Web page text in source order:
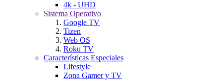
4k - UHD
Sistema Operativo
Google TV
Tizen
Web OS
Roku TV
Características Especiales
Lifestyle
Zona Gamer y TV